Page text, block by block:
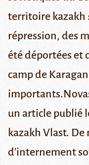
territoire kazakh
répression, des
été déportées et
camp de
un article publié
kazakh Vlast. De
d'internement